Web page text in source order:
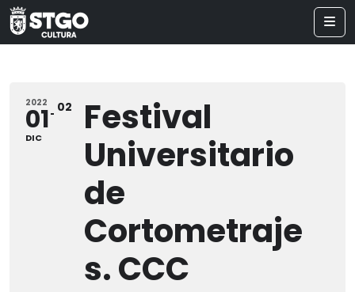
2022
01
DIC
02
Festival
Universitario
de
Cortometraje
s. CCC